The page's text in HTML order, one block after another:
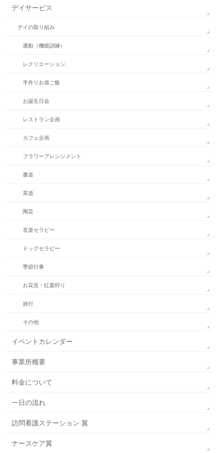
デイサービス
デイの取り組み
運動（機能訓練）
レクリエーション
手作りお昼ご飯
お誕生日会
レストラン企画
カフェ企画
フラワーアレンジメント
書道
茶道
陶芸
音楽セラピー
ドッグセラピー
季節行事
お花見・紅葉狩り
旅行
その他
イベントカレンダー
事業所概要
料金について
一日の流れ
訪問看護ステーション 翼
ナースケア翼